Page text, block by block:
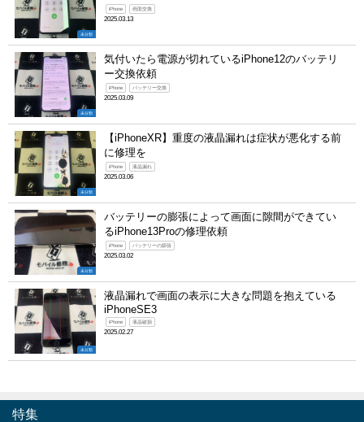
未分類
iPhone 画面交換
2025.03.13
未分類
気付いたら電源が切れているiPhone12のバッテリ
ー交換依頼
iPhone バッテリー交換
2025.03.09
未分類
【iPhoneXR】重度の液晶漏れは症状が悪化する前
に修理を
iPhone 液晶漏れ
2025.03.06
未分類
バッテリーの膨張によって画面に隙間ができてい
るiPhone13Proの修理依頼
iPhone バッテリーの膨張
2025.03.02
未分類
液晶漏れで画面の表示に大きな問題を抱えている
iPhoneSE3
iPhone 液晶破損
2025.02.27
特集